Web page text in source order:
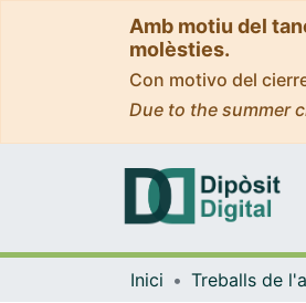
Amb motiu del
molèsties.
Con motivo del
Due to the summer
Inici Treballs de